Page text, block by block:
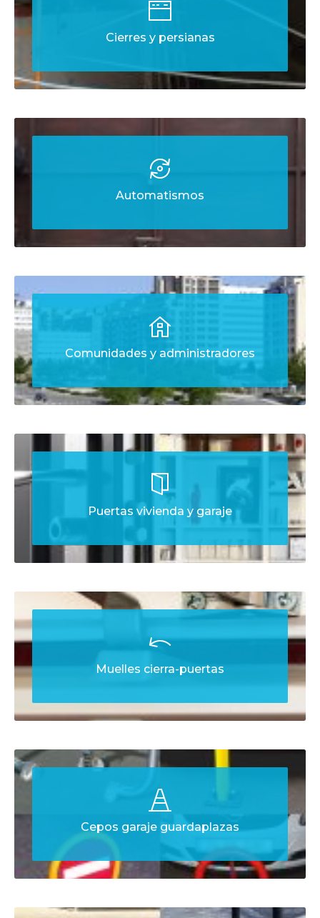
Cierres y persianas
Automatismos
Comunidades y administradores
Puertas vivienda y garaje
Muelles cierra-puertas
Cepos garaje guardaplazas